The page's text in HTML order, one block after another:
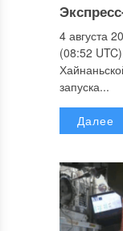
4 августа
(08:52
запуска...
Далее